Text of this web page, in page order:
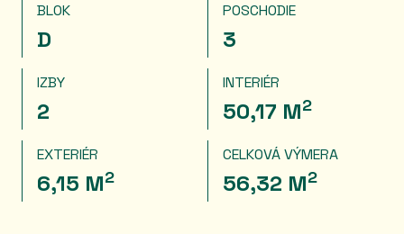
BLOK
D
POSCHODIE
3
IZBY
2
INTERIÉR
50,17 M2
EXTERIÉR
6,15 M2
CELKOVÁ VÝMERA
56,32 M2